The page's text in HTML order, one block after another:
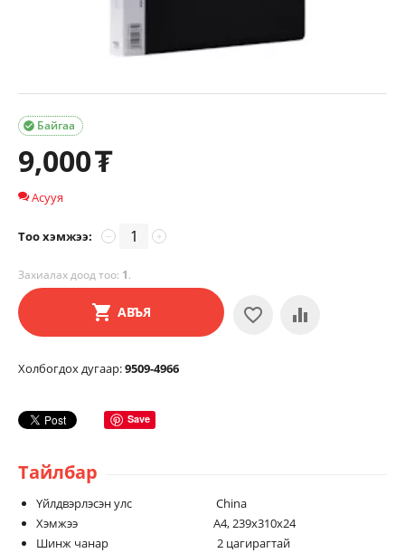
Байгаа

9,000₮
Асууя
Тоо хэмжээ: +
−
Захиалах доод тоо: 1.
АВЪЯ
Холбогдох дугаар:9509-4966
Save
Тайлбар
Үйлдвэрлэсэн улс China
Хэмжээ А4, 239x310x24
Шинж чанар 2 цагирагтай